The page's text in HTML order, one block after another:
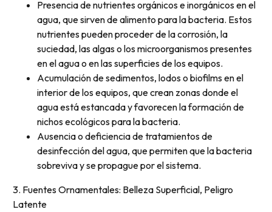
Presencia de nutrientes orgánicos e inorgánicos en el
agua, que sirven de alimento para la bacteria. Estos
nutrientes pueden proceder de la corrosión, la
suciedad, las algas o los microorganismos presentes
en el agua o en las superficies de los equipos.
Acumulación de sedimentos, lodos o biofilms en el
interior de los equipos, que crean zonas donde el
agua está estancada y favorecen la formación de
nichos ecológicos para la bacteria.
Ausencia o deficiencia de tratamientos de
desinfección del agua, que permiten que la bacteria
sobreviva y se propague por el sistema.
3. Fuentes Ornamentales: Belleza Superficial, Peligro
Latente